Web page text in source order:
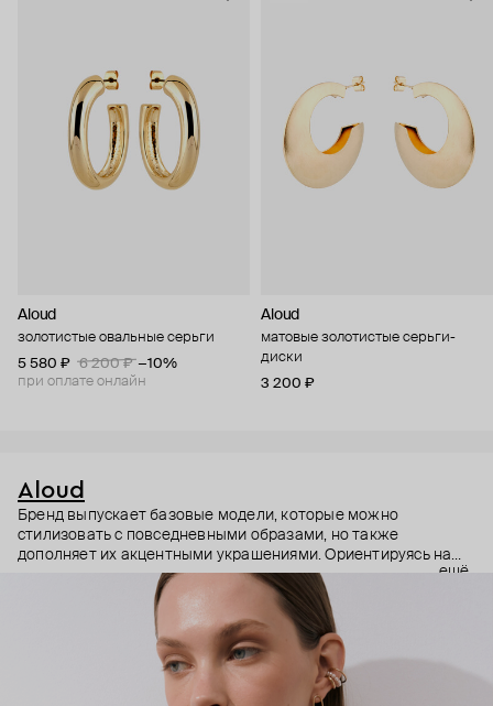
Aloud
золотистые овальные серьги
5 580 ₽
6 200 ₽ −10%
при оплате онлайн
Aloud
матовые золотистые серьги-
диски
3 200 ₽
Aloud
Бренд выпускает базовые модели, которые можно
стилизовать с повседневными образами, но также
дополняет их акцентными украшениями. Ориентируясь на
долгосрочные тренды, вдохновляясь культурой, искусством и
людьми, Aloud показывает коллекции несколько раз в год. А
в названии бренда зашифрован призыв слушать внутренний
голос и транслировать его через украшения.
ещё